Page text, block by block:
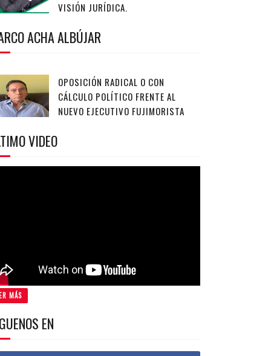
VISIÓN JURÍDICA.
ACHA ALBÚJAR
OPOSICIÓN RADICAL O CON
CÁLCULO POLÍTICO FRENTE AL
NUEVO EJECUTIVO FUJIMORISTA
VIDEO
MÁS
EN